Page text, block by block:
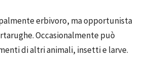
erbivoro, ma opportunista
Occasionalmente può
di altri animali, insetti e larve.